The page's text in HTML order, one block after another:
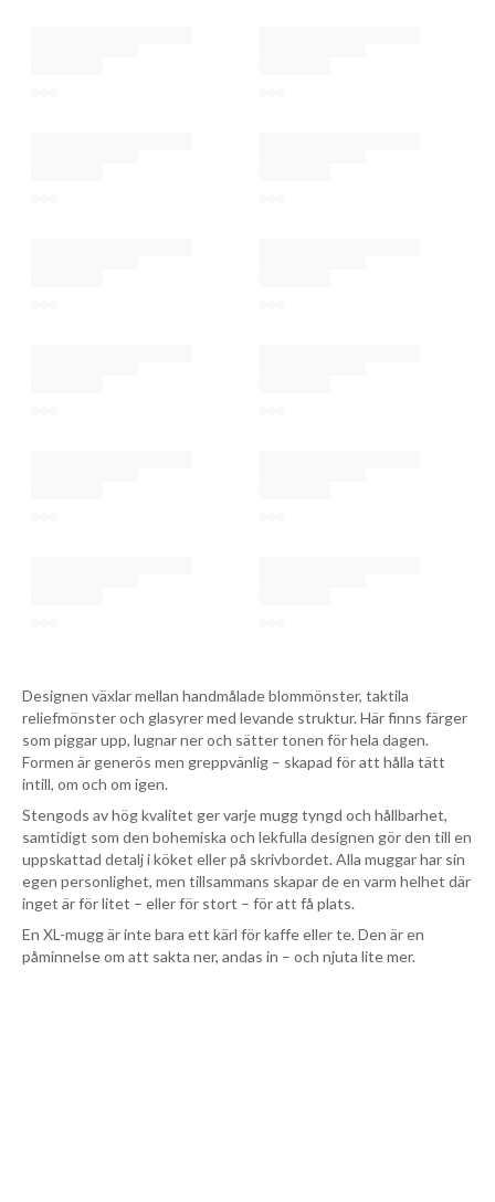
Designen växlar mellan handmålade blommönster, taktila
reliefmönster och glasyrer med levande struktur. Här finns färger
som piggar upp, lugnar ner och sätter tonen för hela dagen.
Formen är generös men greppvänlig – skapad för att hålla tätt
intill, om och om igen.
Stengods av hög kvalitet ger varje mugg tyngd och hållbarhet,
samtidigt som den bohemiska och lekfulla designen gör den till en
uppskattad detalj i köket eller på skrivbordet. Alla muggar har sin
egen personlighet, men tillsammans skapar de en varm helhet där
inget är för litet – eller för stort – för att få plats.
En XL-mugg är inte bara ett kärl för kaffe eller te. Den är en
påminnelse om att sakta ner, andas in – och njuta lite mer.